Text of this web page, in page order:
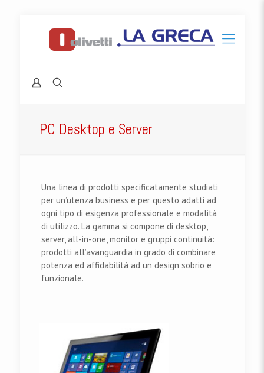
PC Desktop e Server
Una linea di prodotti specificatamente studiati
per un’utenza business e per questo adatti ad
ogni tipo di esigenza professionale e modalità
di utilizzo. La gamma si compone di desktop,
server, all-in-one, monitor e gruppi continuità:
prodotti all’avanguardia in grado di combinare
potenza ed affidabilità ad un design sobrio e
funzionale.